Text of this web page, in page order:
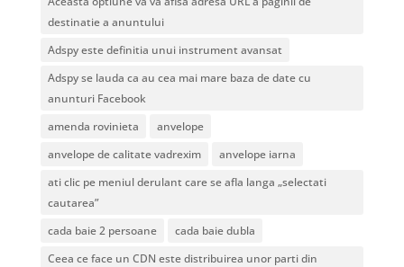
destinatie a anuntului
Adspy este definitia unui instrument avansat
Adspy se lauda ca au cea mai mare baza de date cu
anunturi Facebook
amenda rovinieta
anvelope
anvelope de calitate vadrexim
anvelope iarna
ati clic pe meniul derulant care se afla langa „selectati
cautarea”
cada baie 2 persoane
cada baie dubla
Ceea ce face un CDN este distribuirea unor parti din